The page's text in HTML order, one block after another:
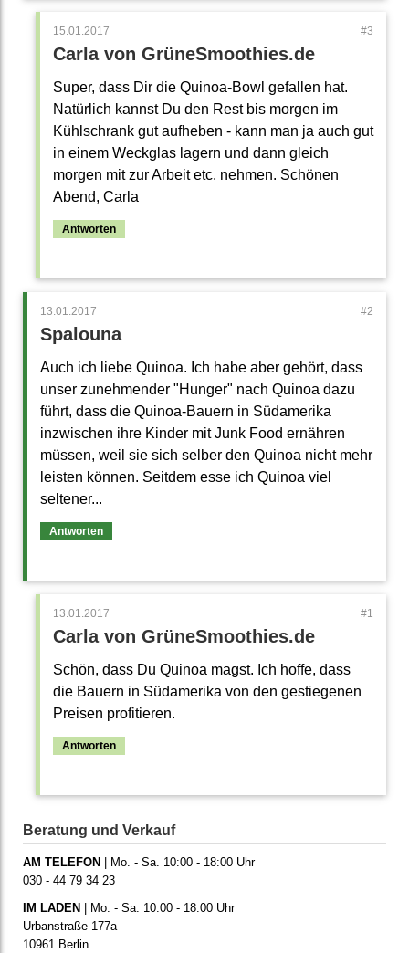
15.01.2017
Carla von GrüneSmoothies.de
Super, dass Dir die Quinoa-Bowl gefallen hat.
Natürlich kannst Du den Rest bis morgen im
Kühlschrank gut aufheben - kann man ja auch gut
in einem Weckglas lagern und dann gleich
morgen mit zur Arbeit etc. nehmen. Schönen
Abend, Carla
Antworten
13.01.2017
Spalouna
Auch ich liebe Quinoa. Ich habe aber gehört, dass
unser zunehmender "Hunger" nach Quinoa dazu
führt, dass die Quinoa-Bauern in Südamerika
inzwischen ihre Kinder mit Junk Food ernähren
müssen, weil sie sich selber den Quinoa nicht mehr
leisten können. Seitdem esse ich Quinoa viel
seltener...
Antworten
13.01.2017
Carla von GrüneSmoothies.de
Schön, dass Du Quinoa magst. Ich hoffe, dass
die Bauern in Südamerika von den gestiegenen
Preisen profitieren.
Antworten
Beratung und Verkauf
AM TELEFON
| Mo. - Sa. 10:00 - 18:00 Uhr
030 - 44 79 34 23
IM LADEN
| Mo. - Sa. 10:00 - 18:00 Uhr
Urbanstraße 177a
10961 Berlin